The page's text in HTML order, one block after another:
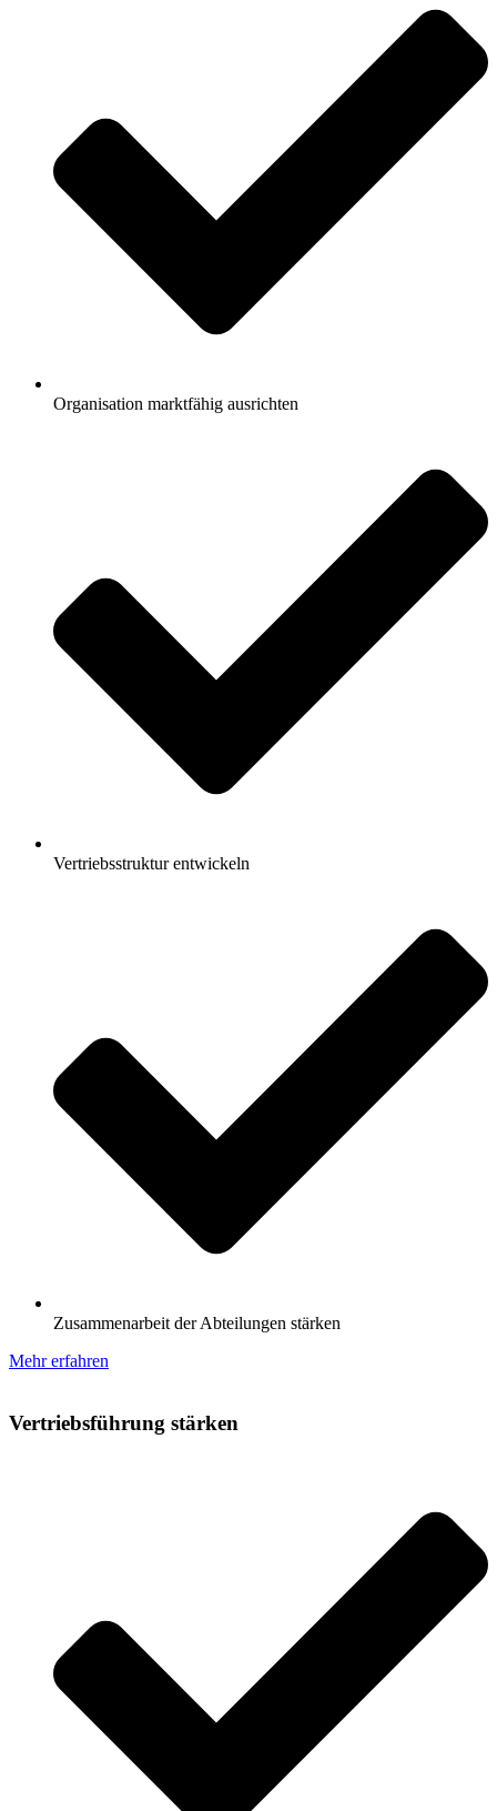
Organisation marktfähig ausrichten
Vertriebsstruktur entwickeln
Zusammenarbeit der Abteilungen stärken
Mehr erfahren
Vertriebsführung stärken